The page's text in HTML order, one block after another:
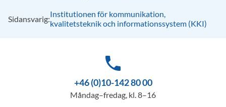
Sidansvarig:Institutionen för kommunikation,
kvalitetsteknik och informationssystem (KKI)
phone
+46 (0)10-142 80 00
Måndag–fredag, kl. 8–16